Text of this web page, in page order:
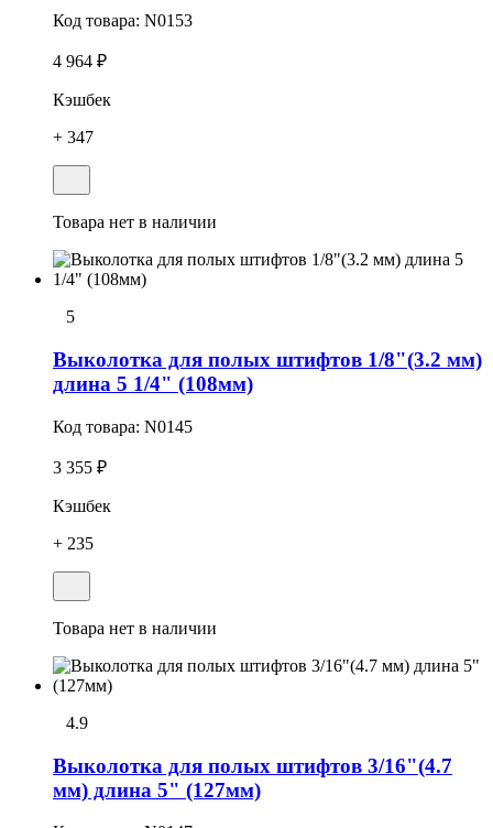
Код товара: N0153
4 964 ₽
Кэшбек
+ 347
Товара нет в наличии
5
Выколотка для полых штифтов 1/8"(3.2 мм)
длина 5 1/4" (108мм)
Код товара: N0145
3 355 ₽
Кэшбек
+ 235
Товара нет в наличии
4.9
Выколотка для полых штифтов 3/16"(4.7
мм) длина 5" (127мм)